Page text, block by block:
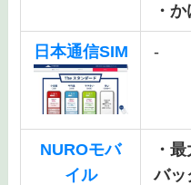
・
日本通信SIM ‐
NUROモバ
イル
・
バッ